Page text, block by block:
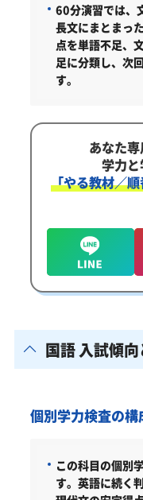
60分演習では、
長文にまとまっ
点を単語不足、
足に分類し、次
す。
あなた
学力
「やる教材／
国語 入試傾
個別学力検査の構
この科目の個別
す。英語に続く